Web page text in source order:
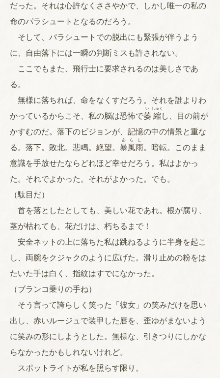
だった。それは心許なくささやかで、しかし唯一の私の
命のパラシュートとなるのだろう。
そして、パラシュートでの脱出にも緊張が伴うよう
に、自由落下には一瞬の判断ミスも許されない。
ここでもまた、飛行士に要求されるのは美しさであ
る。
無様に落ちれば、命をなくすだろう。それを誰よりわ
かっているからこそ、私の脳は恐怖で萎
い
縮
しゅく
し、目の前が
かすむのだ。落下のビジョンが、記憶の中の情景と重な
る。落下。敗北。悲鳴。絶望。 暴風雨
あらし
。暗転。このまま
意識を手放せたならどれほど幸せだろう。私はよかっ
た。それでよかった。それがよかった。でも。
（駄目だ）
首を落としたとしても、美しい花であれ。根が腐り、
茎が枯れても、花だけは、朽ちるまで！
安全ネットの上に落ちた私は跳ねるように半身を起こ
し、両腕をクジャクのように広げた。滑り止めの粉をは
たいた手は白く、指紋はすでになかった。
（ブランコ乗りの手ね）
そう言って誇らしく笑った「彼女」の笑みだけを思い
出し、赤いルージュで装甲した唇を、歪ゆがまないよう
に笑みの形にしようとした。無様な、引きつりにしかな
らなかったかもしれないけれど。
スポットライトが私を照らす限り。